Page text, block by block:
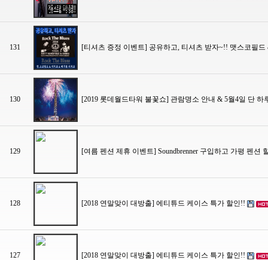
131 [티셔츠 증정 이벤트] 공유하고, 티셔츠 받자~!! 맷스코필
130 [2019 롯데월드타워 불꽃쇼] 관람명소 안내 & 5월4일 단
129 [여름 펜션 제휴 이벤트] Soundbrenner 구입하고 가평 펜션
128 [2018 연말맞이 대방출] 에티튜드 케이스 특가 할인!!
127 [2018 연말맞이 대방출] 에티튜드 케이스 특가 할인!!